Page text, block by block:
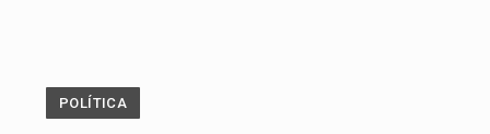
POLÍTICA